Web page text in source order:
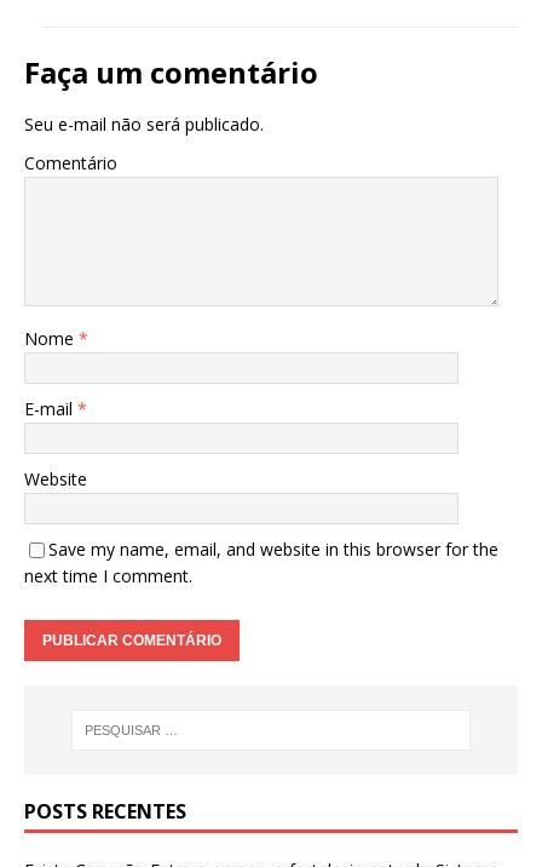
Faça um comentário
Seu e-mail não será publicado.
Comentário
Nome *
E-mail *
Website
Save my name, email, and website in this browser for the
next time I comment.
POSTS RECENTES